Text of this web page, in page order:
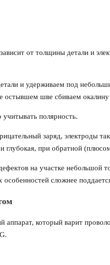
от толщины детали и
и удерживаем под
остывшем шве сбиваем
полярность.
заряд, электроды
глубокая, при обратной
на участке небольшой
сложнее
аппарат, который варит